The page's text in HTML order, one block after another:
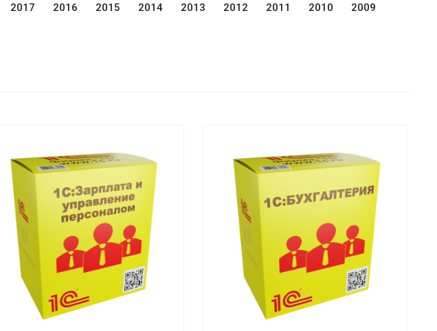
2017 2016 2015 2014 2013 2012 2011 2010 2009
Смотреть проект Смотреть проект